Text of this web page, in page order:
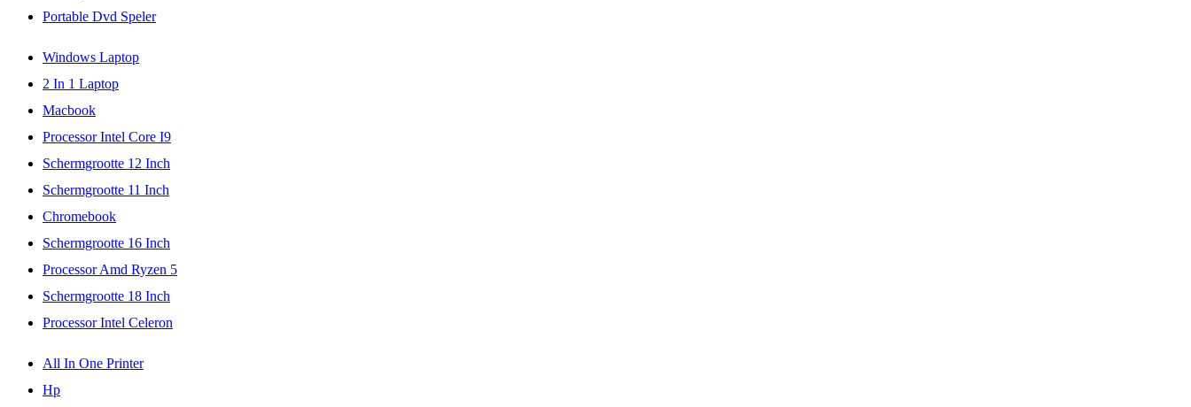
Portable Dvd Speler
Windows Laptop
2 In 1 Laptop
Macbook
Processor Intel Core I9
Schermgrootte 12 Inch
Schermgrootte 11 Inch
Chromebook
Schermgrootte 16 Inch
Processor Amd Ryzen 5
Schermgrootte 18 Inch
Processor Intel Celeron
All In One Printer
Hp